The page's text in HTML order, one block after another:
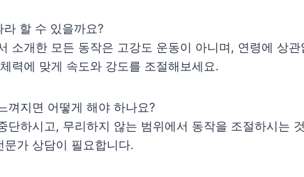
할 수 있을까요?
소개한 모든 동작은 고강도 운동이 아니며, 연령에 상
력에 맞게 속도와 강도를 조절해보세요.
껴지면 어떻게 해야 하나요?
단하시고, 무리하지 않는 범위에서 동작을 조절하시는
문가 상담이 필요합니다.